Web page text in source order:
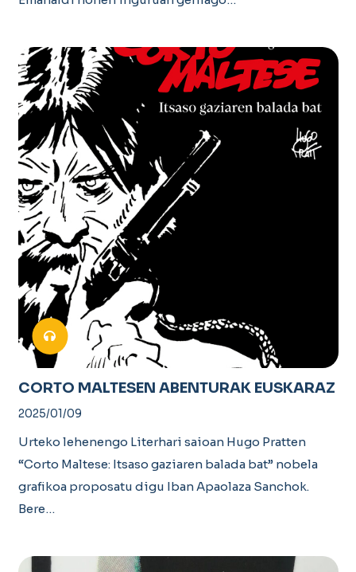
CORTO MALTESEN ABENTURAK EUSKARAZ
2025/01/09
Urteko lehenengo Literhari saioan Hugo Pratten
“Corto Maltese: Itsaso gaziaren balada bat” nobela
grafikoa proposatu digu Iban Apaolaza Sanchok.
Bere…